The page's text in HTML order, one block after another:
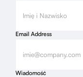
Email Address
Wiadomość